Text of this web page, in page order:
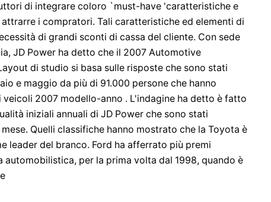
di integrare coloro `must-have 'caratteristiche e
i compratori. Tali caratteristiche ed elementi di
di grandi sconti di cassa del cliente. Con sede
JD Power ha detto che il 2007 Automotive
di studio si basa sulle risposte che sono stati
e maggio da più di 91.000 persone che hanno
2007 modello-anno . L'indagine ha detto è fatto
iniziali annuali di JD Power che sono stati
Quelli classifiche hanno mostrato che la Toyota è
leader del branco. Ford ha afferrato più premi
automobilistica, per la prima volta dal 1998, quando è